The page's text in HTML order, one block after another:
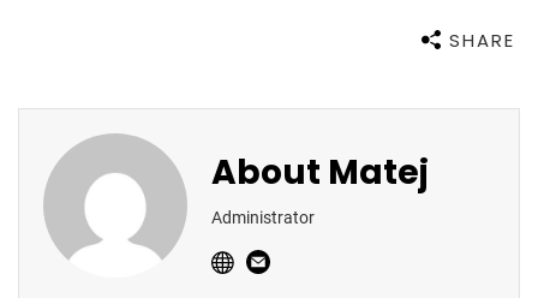
SHARE
About Matej
Administrator